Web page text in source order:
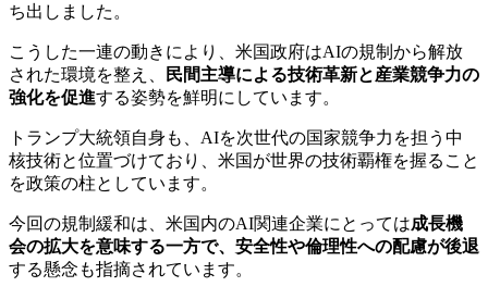
ち出しました。
こうした一連の動きにより、米国政府はAIの規制から解放
された環境を整え、
民間主導による技術革新と産業競争力の
強化を促進する姿勢を鮮明にしています。
トランプ大統領自身も、AIを次世代の国家競争力を担う中
核技術と位置づけており、米国が世界の技術覇権を握ること
を政策の柱としています。
今回の規制緩和は、米国内のAI関連企業にとっては成長機
会の拡大を意味する一方で、安全性や倫理性への配慮が後退
する懸念も指摘されています。